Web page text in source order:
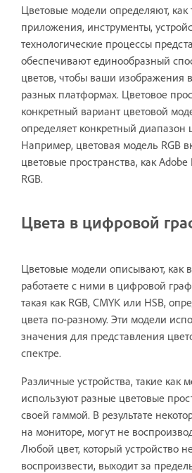
Цветовые модели определяют, как
приложения, инструменты,
технологические процессы
обеспечивают единообразный
цветов, чтобы ваши изображения
разных платформах. Цветовое
конкретный вариант цветовой
определяет конкретный диапазон
Например, цветовая модель RGB
цветовые пространства, как Adobe
RGB.
Цвета в цифровой
Цветовые модели описывают, как
работаете с ними в цифровой
такая как RGB, CMYK или HSB,
цвета по-разному. Эти модели
значения для представления
спектре.
Различные устройства, такие как
используют разные цветовые
своей гаммой. В результате
на мониторе, могут не
Любой цвет, который устройство
воспроизвести, выходит за